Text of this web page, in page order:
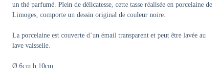
un thé parfumé. Plein de délicatesse, cette tasse réalisée en porcelaine de
Limoges, comporte un dessin original de couleur noire.
La porcelaine est couverte d’un émail transparent et peut être lavée au
lave vaisselle.
Ø 6cm h 10cm